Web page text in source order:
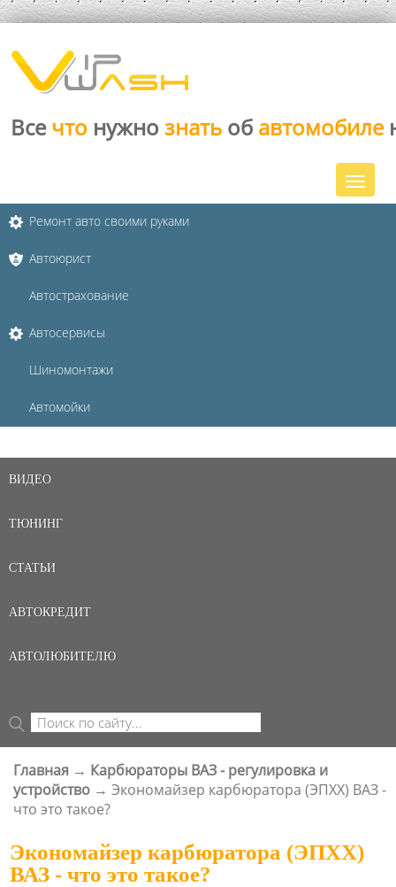
Все что нужно знать об автомобиле
Ремонт авто своими руками
Автоюрист
Автострахование
Автосервисы
Шиномонтажи
Автомойки
ВИДЕО
ТЮНИНГ
СТАТЬИ
АВТОКРЕДИТ
АВТОЛЮБИТЕЛЮ
ФОРМА ПОИСКА
Поиск
ВЫ ЗДЕСЬ
Главная → Карбюраторы ВАЗ - регулировка и
устройство → Экономайзер карбюратора (ЭПХХ) ВАЗ -
что это такое?
Экономайзер карбюратора (ЭПХХ)
ВАЗ - что это такое?